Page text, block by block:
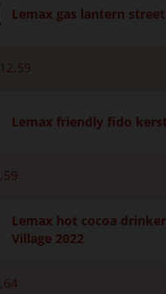
Lemax gas lantern
12,59
Lemax friendly fido
,59
Lemax hot cocoa
Village 2022
,64